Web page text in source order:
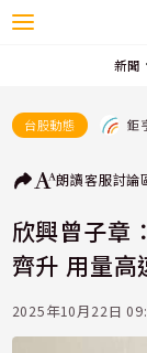
新聞
台股動態 鉅
朗讀客服討論
欣興曾子章
齊升 用量高
2025年10月22日